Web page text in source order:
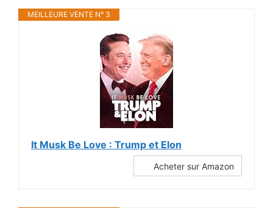
MEILLEURE VENTE N° 3
It Musk Be Love : Trump et Elon
Acheter sur Amazon